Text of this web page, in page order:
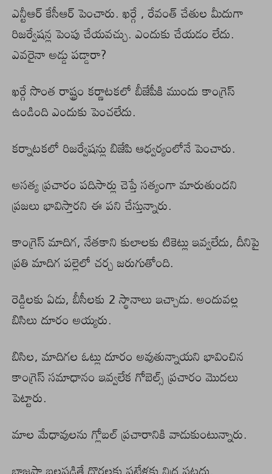
ఎన్టీఆర్ కేసీఆర్ పెంచారు. ఖర్గే , రేవంత్ చేతుల మీదుగా
రిజర్వేషన్ల పెంపు చేయవచ్చు. ఎందుకు చేయడం లేదు.
ఎవరైనా అడ్డు పడ్డారా?
ఖర్గే సొంత రాష్ట్రం కర్ణాటకలో బీజేపీకి ముందు కాంగ్రెస్
ఉండింది ఎందుకు పెంచలేదు.
కర్నాటకలో రిజర్వేషన్లు బిజేపి ఆధ్వర్యంలోనే పెంచారు.
అసత్య ప్రచారం పదిసార్లు చెప్తే సత్యంగా మారుతుందని
ప్రజలు భావిస్తారని ఈ పని చేస్తున్నారు.
కాంగ్రెస్ మాదిగ, నేతకాని కులాలకు టికెట్లు ఇవ్వలేదు, దీనిపై
ప్రతి మాదిగ పల్లెలో చర్చ జరుగుతోంది.
రెడ్డిలకు ఏడు, బీసీలకు 2 స్థానాలు ఇచ్చాడు. అందువల్ల
బిసిలు దూరం అయ్యరు.
బిసిల, మాదిగల ఓట్లు దూరం అవుతున్నాయని భావించిన
కాంగ్రెస్ సమాధానం ఇవ్వలేక గోబెల్స్ ప్రచారం మొదలు
పెట్టారు.
మాల మేధావులను గ్లోబల్ ప్రచారానికి వాడుకుంటున్నారు.